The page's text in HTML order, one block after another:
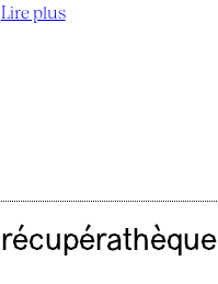
Lire plus
récupérathèque